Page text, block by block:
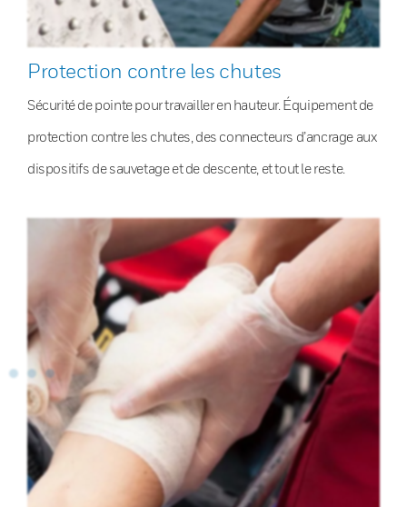
Protection contre les chutes
Sécurité de pointe pour travailler en hauteur. Équipement de
protection contre les chutes, des connecteurs d’ancrage aux
dispositifs de sauvetage et de descente, et tout le reste.